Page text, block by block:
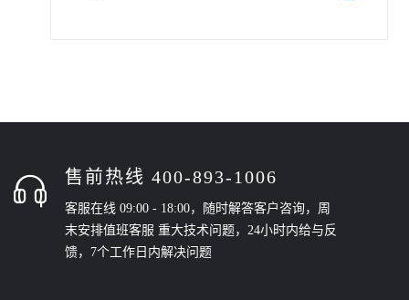
售前热线 400-893-1006
客服在线 09:00 - 18:00，随时解答客户咨询，周
末安排值班客服 重大技术问题，24小时内给与反
馈，7个工作日内解决问题